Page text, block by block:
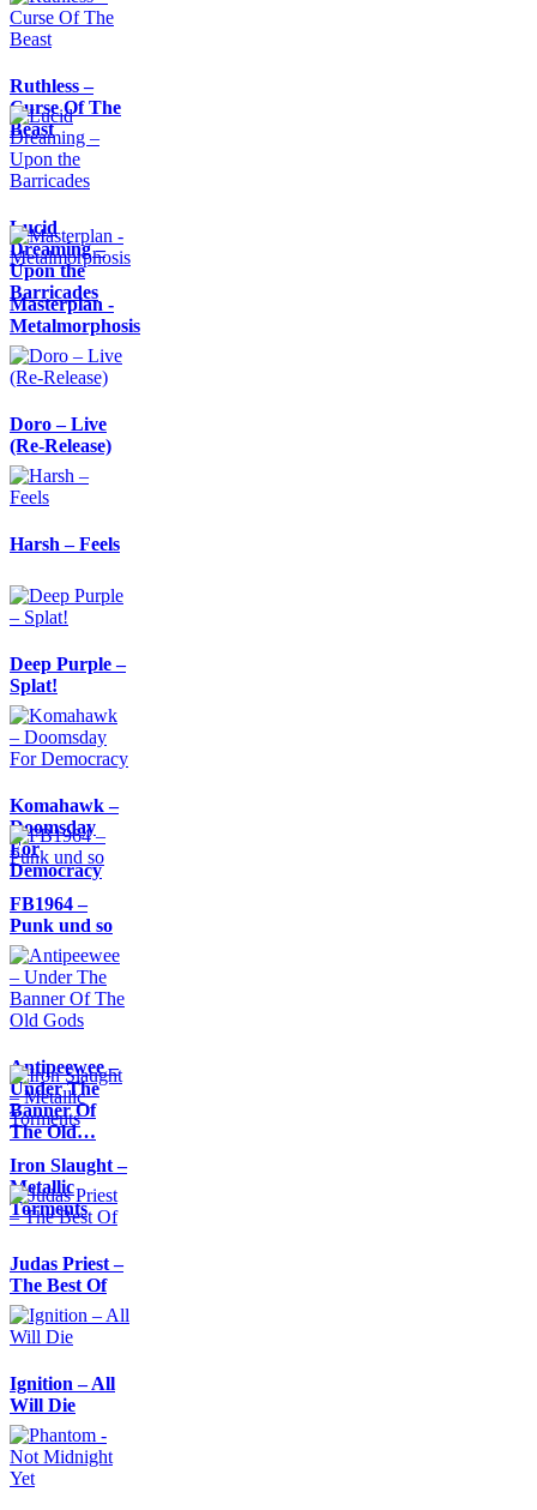
Ruthless –
Curse Of The
Beast
Lucid
Dreaming –
Upon the
Barricades
Masterplan -
Metalmorphosis
Doro – Live
(Re-Release)
Harsh – Feels
Deep Purple –
Splat!
Komahawk –
Doomsday
For
Democracy
FB1964 –
Punk und so
Antipeewee –
Under The
Banner Of
The Old…
Iron Slaught –
Metallic
Torments
Judas Priest –
The Best Of
Ignition – All
Will Die